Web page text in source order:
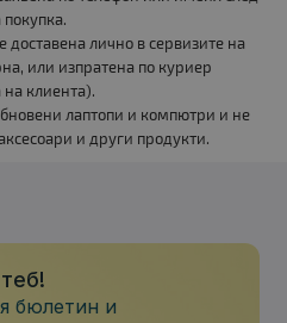
лично в сервизите на
или изпратена по куриер
на клиента).
лаптопи и компютри и не
и други продукти.
бюлетин и